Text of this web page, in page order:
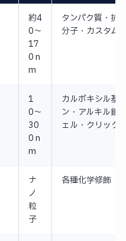
約4
0〜
17
0 n
m
タンパク質・抗
分子・カスタム
1
0〜
30
0 n
m
カルボキシル基
ン・アルキル鎖
ェル・クリック
ナ
ノ
粒
子
各種化学修飾